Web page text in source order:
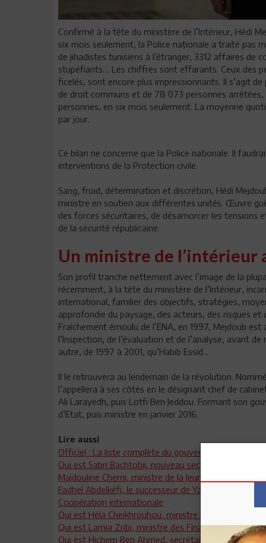
Confirmé à la tête du ministère de l’Intérieur, Hédi
six mois seulement, la Police nationale a traité pas
de jihadistes tunisiens à l’étranger, 3312 affaires
stupéfiants… Les chiffres sont effarants. Ceux des
ficelés, sont encore plus impressionnants. Il s’agit
de droit communs et de 78 073 personnes arrêtées,
personnes, en six mois seulement. La moyenne
par jour.
Ce bilan ne concerne que la Police nationale. Il
interventions de la Protection civile.
Sang, froid, détermination et discrétion, Hédi
ministre en soutien aux différentes unités. Œuvre
des forces sécuritaires, de désamorcer les
de la sécurité républicaine.
Un ministre de l’intérieur
Son profil tranche nettement avec l’image de la
récemment, à la tête du ministère de l’Intérieur,
international, familier des objectifs, stratégies,
approfondie du paysage, des acteurs, des risques et
Fraîchement émoulu de l’ENA, en 1997, Mejdoub
l’Inspection, de l’évaluation et de l’analyse, avant
autre, de 1997 à 2001, qu’Habib Essid...
Il le retrouvera au lendemain de la révolution.
l’appellera à ses côtés en le désignant chef de
Ali Larayedh, puis Lotfi Ben Jeddou. Formant son
d’Etat, puis ministre en janvier 2016.
Lire aussi
Officiel : La liste complète du gouvernement Youssef
Qui est Sabri Bachtobji, nouveau secrétaire d’État
Majdouline Cherni, ministre de la Jeunesse et du sport
Fadhel Abdelkéfi, le successeur de Yassine Brahim
Coopération internationale
Qui est Héla Cheikhrouhou, ministre des Mines, de
Qui est Lamia Zribi, ministre des Finances
Qui est Hichem Ben Ahmed, secrétaire d’Etat au